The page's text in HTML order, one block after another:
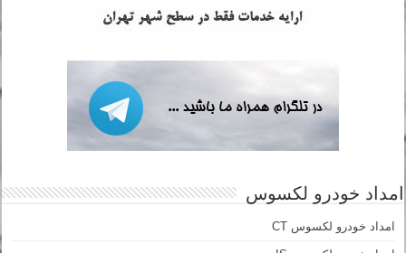
امداد خودرو لکسوس
امداد خودرو لکسوس CT